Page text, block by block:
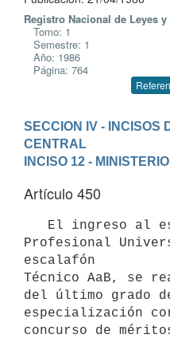
Registro Nacional de Leyes y
Tomo: 1
Semestre: 1
Año: 1986
Página: 764
SECCION IV - INCISOS
CENTRAL
INCISO 12 -
Artículo 450
Profesional
escalafón
Técnico AaB, se
del último grado
especialización
concurso de